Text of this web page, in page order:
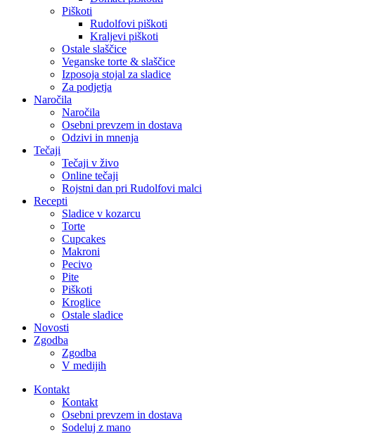
Piškoti
Rudolfovi piškoti
Kraljevi piškoti
Ostale slaščice
Veganske torte & slaščice
Izposoja stojal za sladice
Za podjetja
Naročila
Naročila
Osebni prevzem in dostava
Odzivi in mnenja
Tečaji
Tečaji v živo
Online tečaji
Rojstni dan pri Rudolfovi malci
Recepti
Sladice v kozarcu
Torte
Cupcakes
Makroni
Pecivo
Pite
Piškoti
Kroglice
Ostale sladice
Novosti
Zgodba
Zgodba
V medijih
Kontakt
Kontakt
Osebni prevzem in dostava
Sodeluj z mano